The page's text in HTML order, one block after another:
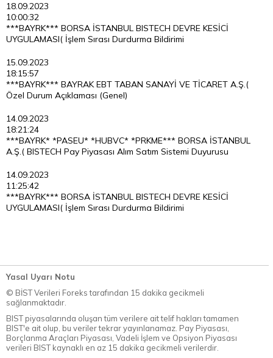
18.09.2023
10:00:32
***BAYRK*** BORSA İSTANBUL BISTECH DEVRE KESİCİ
UYGULAMASI( İşlem Sırası Durdurma Bildirimi
15.09.2023
18:15:57
***BAYRK*** BAYRAK EBT TABAN SANAYİ VE TİCARET A.Ş.(
Özel Durum Açıklaması (Genel)
14.09.2023
18:21:24
***BAYRK* *PASEU* *HUBVC* *PRKME*** BORSA İSTANBUL
A.Ş.( BISTECH Pay Piyasası Alım Satım Sistemi Duyurusu
14.09.2023
11:25:42
***BAYRK*** BORSA İSTANBUL BISTECH DEVRE KESİCİ
UYGULAMASI( İşlem Sırası Durdurma Bildirimi
Yasal Uyarı Notu
© BİST Verileri Foreks tarafından 15 dakika gecikmeli
sağlanmaktadır.
BIST piyasalarında oluşan tüm verilere ait telif hakları tamamen
BIST'e ait olup, bu veriler tekrar yayınlanamaz. Pay Piyasası,
Borçlanma Araçları Piyasası, Vadeli İşlem ve Opsiyon Piyasası
verileri BIST kaynaklı en az 15 dakika gecikmeli verilerdir.